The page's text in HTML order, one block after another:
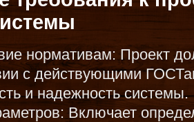
нормативам: Проект
с действующими
и надежность системы.
Включает